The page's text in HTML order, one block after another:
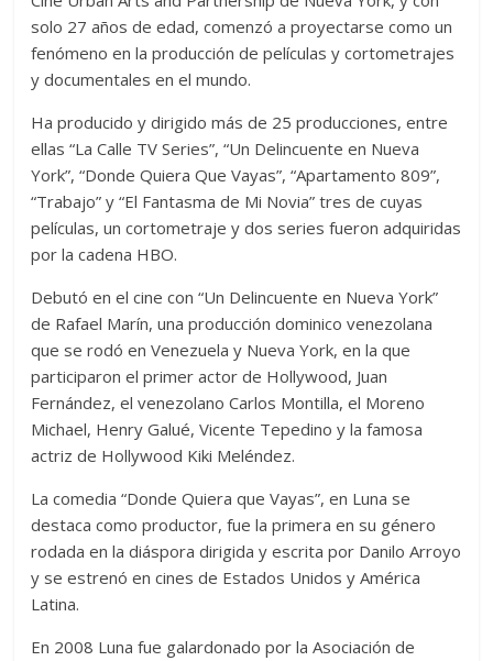
solo 27 años de edad, comenzó a proyectarse como un
fenómeno en la producción de películas y cortometrajes
y documentales en el mundo.
Ha producido y dirigido más de 25 producciones, entre
ellas “La Calle TV Series”, “Un Delincuente en Nueva
York”, “Donde Quiera Que Vayas”, “Apartamento 809”,
“Trabajo” y “El Fantasma de Mi Novia” tres de cuyas
películas, un cortometraje y dos series fueron adquiridas
por la cadena HBO.
Debutó en el cine con “Un Delincuente en Nueva York”
de Rafael Marín, una producción dominico venezolana
que se rodó en Venezuela y Nueva York, en la que
participaron el primer actor de Hollywood, Juan
Fernández, el venezolano Carlos Montilla, el Moreno
Michael, Henry Galué, Vicente Tepedino y la famosa
actriz de Hollywood Kiki Meléndez.
La comedia “Donde Quiera que Vayas”, en Luna se
destaca como productor, fue la primera en su género
rodada en la diáspora dirigida y escrita por Danilo Arroyo
y se estrenó en cines de Estados Unidos y América
Latina.
En 2008 Luna fue galardonado por la Asociación de